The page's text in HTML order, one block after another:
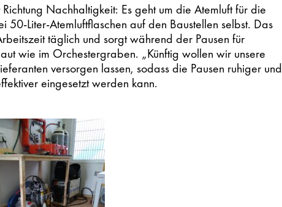
Nachhaltigkeit: Es geht um die Atemluft für die
50-Liter-Atemluftflaschen auf den Baustellen selbst. Das
täglich und sorgt während der Pausen für
wie im Orchestergraben. „Künftig wollen wir unsere
versorgen lassen, sodass die Pausen ruhiger und
eingesetzt werden kann.